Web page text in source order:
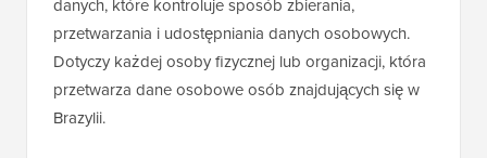
danych, które kontroluje sposób zbierania,
przetwarzania i udostępniania danych osobowych.
Dotyczy każdej osoby fizycznej lub organizacji, która
przetwarza dane osobowe osób znajdujących się w
Brazylii.